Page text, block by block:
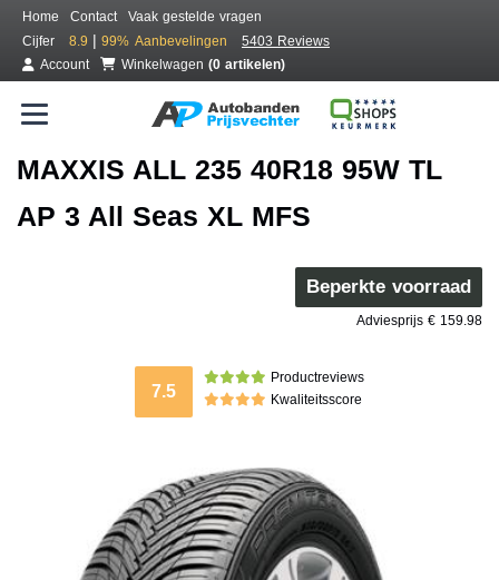
Home Contact
Vaak gestelde vragen
Cijfer
8.9 | 99% Aanbevelingen
5403 Reviews
Account
Winkelwagen (0 artikelen)
MAXXIS ALL 235 40R18 95W TL
AP 3 All Seas XL MFS
Beperkte voorraad
Adviesprijs € 159.98
7.5
Productreviews
Kwaliteitsscore